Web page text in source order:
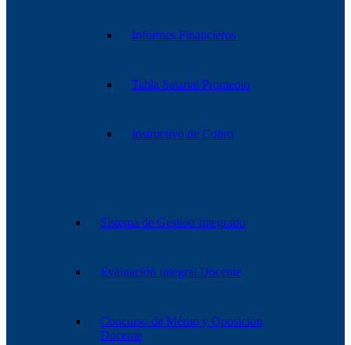
Informes Financieros
Tabla Salarial Promedio
Instructivo de Cobro
Sistema de Gestión Integrado
Evaluación Integral Docente
Concurso de Mérito y Oposición
Docente